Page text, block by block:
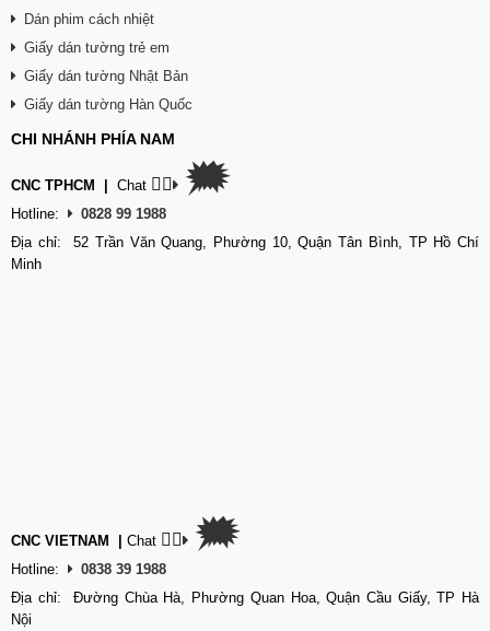
Dán phim cách nhiệt
Giấy dán tường trẻ em
Giấy dán tường Nhật Bản
Giấy dán tường Hàn Quốc
CHI NHÁNH PHÍA NAM
CNC TPHCM Chat 👉🏽 🗯
Hotline:
0828 99 1988
Địa chỉ: 52 Trần Văn Quang, Phường 10, Quận Tân Bình, TP Hồ Chí
Minh
CNC VIETNAM Chat 👉🏽 🗯
Hotline:
0838 39 1988
Địa chỉ: Đường Chùa Hà, Phường Quan Hoa, Quận Cầu Giấy, TP Hà
Nội